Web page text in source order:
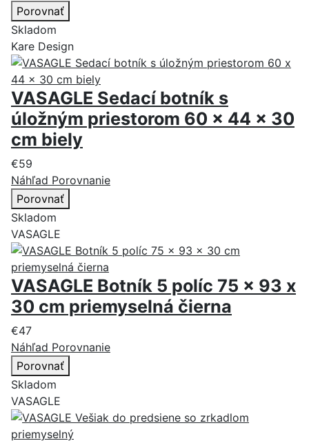
Porovnať
Skladom
Kare Design
VASAGLE Sedací botník s
úložným priestorom 60 x 44 x 30
cm biely
€59
Náhľad Porovnanie
Porovnať
Skladom
VASAGLE
VASAGLE Botník 5 políc 75 x 93 x
30 cm priemyselná čierna
€47
Náhľad Porovnanie
Porovnať
Skladom
VASAGLE